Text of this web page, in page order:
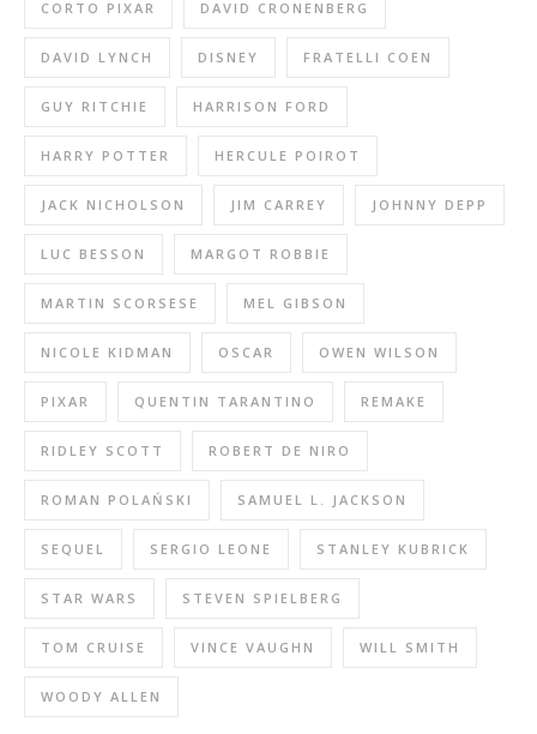
CORTO PIXAR DAVID CRONENBERG
DAVID LYNCH DISNEY FRATELLI COEN
GUY RITCHIE HARRISON FORD
HARRY POTTER HERCULE POIROT
JACK NICHOLSON JIM CARREY JOHNNY DEPP
LUC BESSON MARGOT ROBBIE
MARTIN SCORSESE MEL GIBSON
NICOLE KIDMAN OSCAR OWEN WILSON
PIXAR QUENTIN TARANTINO REMAKE
RIDLEY SCOTT ROBERT DE NIRO
ROMAN POLAŃSKI SAMUEL L. JACKSON
SEQUEL SERGIO LEONE STANLEY KUBRICK
STAR WARS STEVEN SPIELBERG
TOM CRUISE VINCE VAUGHN WILL SMITH
WOODY ALLEN